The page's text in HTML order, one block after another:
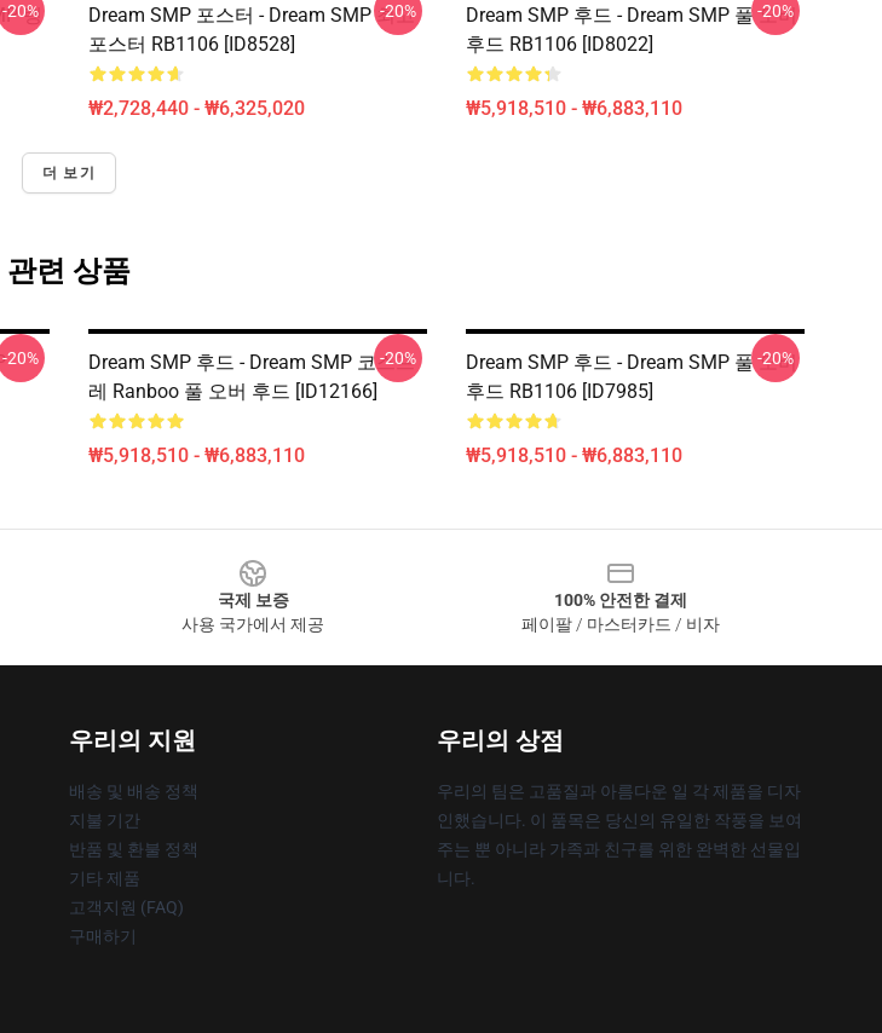
탱
-20%
Dream SMP 포스터 - Dream SMP 최고
포스터 RB1106 [ID8528]
₩2,728,440 - ₩6,325,020
-20%
Dream SMP 후드 - Dream SMP 풀 오버
후드 RB1106 [ID8022]
₩5,918,510 - ₩6,883,110
-20%
더 보기
관련 상품
-20%
Dream SMP 후드 - Dream SMP 코스프
레 Ranboo 풀 오버 후드 [ID12166]
₩5,918,510 - ₩6,883,110
-20%
Dream SMP 후드 - Dream SMP 풀 오버
후드 RB1106 [ID7985]
₩5,918,510 - ₩6,883,110
-20%
국제 보증
사용 국가에서 제공
100% 안전한 결제
페이팔 / 마스터카드 / 비자
우리의 지원
배송 및 배송 정책
지불 기간
반품 및 환불 정책
기타 제품
고객지원 (FAQ)
구매하기
우리의 상점
우리의 팀은 고품질과 아름다운 일 각 제품을 디자
인했습니다. 이 품목은 당신의 유일한 작풍을 보여
주는 뿐 아니라 가족과 친구를 위한 완벽한 선물입
니다.